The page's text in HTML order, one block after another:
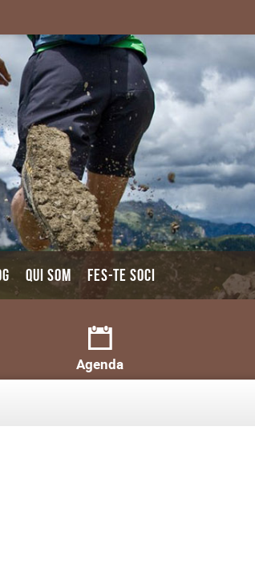
QUI SOM FES-TE SOCI
Agenda